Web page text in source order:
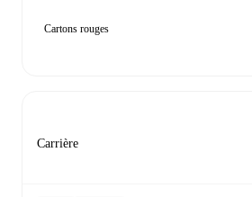
Cartons rouges
Carrière